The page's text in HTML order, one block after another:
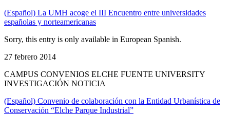
(Español) La UMH acoge el III Encuentro entre universidades
españolas y norteamericanas
Sorry, this entry is only available in European Spanish.
27 febrero 2014
CAMPUS CONVENIOS ELCHE FUENTE UNIVERSITY
INVESTIGACIÓN NOTICIA
(Español) Convenio de colaboración con la Entidad Urbanística de
Conservación “Elche Parque Industrial”